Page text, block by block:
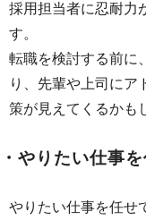
採用担当者に忍耐力
す。
転職を検討する前に
り、先輩や上司にア
策が見えてくるかも
・やりたい仕事
やりたい仕事を任せ